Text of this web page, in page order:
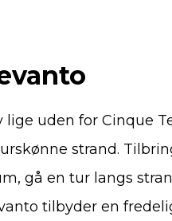
uden for Cinque
strand.
gå en tur langs
tilbyder en